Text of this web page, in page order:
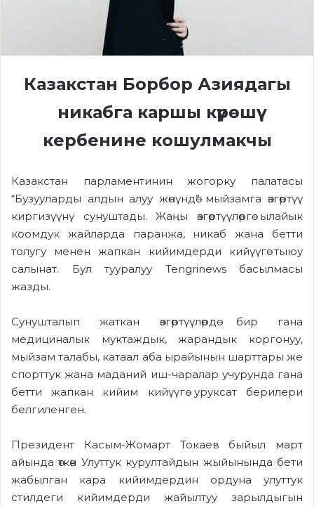
Казакстан Борбор Азиядагы
никабга каршы күрөшүү
кербенине кошулмакчы
Казакстан парламентинин жогорку палатасы
“Бузууларды алдын алуу жөнүндө” мыйзамга өзгөртүү
киргизүүнү сунуштады. Жаңы өзгөртүүлөргө ылайык
коомдук жайларда паранжа, никаб жана бетти
толугу менен жапкан кийимдерди кийүүгө тыюу
салынат. Бул тууралуу Tengrinews басылмасы
жазды.
Сунушталып жаткан өзгөртүүлөрдө бир гана
медициналык муктаждык, жарандык коргонуу,
мыйзам талабы, катаал аба ырайынын шарттары же
спорттук жана маданий иш-чаралар учурунда гана
бетти жапкан кийим кийүүгө уруксат берилери
белгиленген.
Президент Касым-Жомарт Токаев быйыл март
айында өткөн Улуттук курултайдын жыйынында бети
жабылган кара кийимдердин ордуна улуттук
стилдеги кийимдерди жайылтуу зарылдыгын